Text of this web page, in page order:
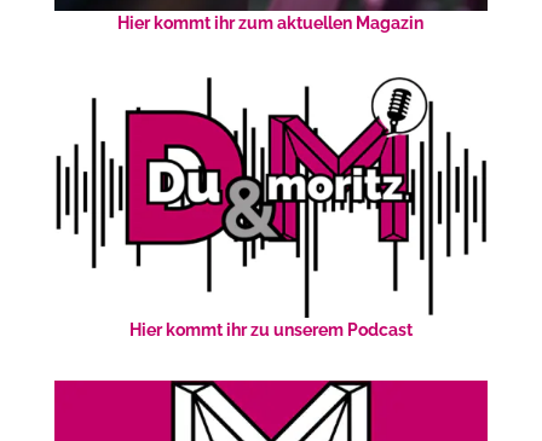
Hier kommt ihr zum aktuellen Magazin
Hier kommt ihr zu unserem Podcast